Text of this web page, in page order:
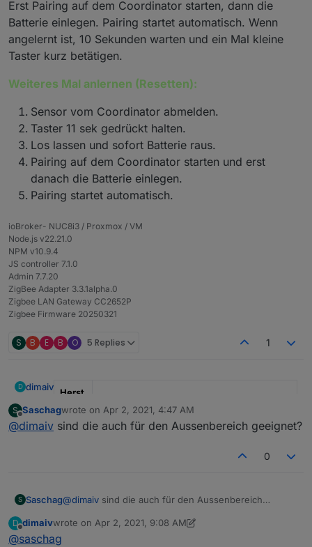
Erst Pairing auf dem Coordinator starten, dann die
Batterie einlegen. Pairing startet automatisch. Wenn
angelernt ist, 10 Sekunden warten und ein Mal kleine
Taster kurz betätigen.
Weiteres Mal anlernen (Resetten):
Sensor vom Coordinator abmelden.
Taster 11 sek gedrückt halten.
Los lassen und sofort Batterie raus.
Pairing auf dem Coordinator starten und erst
danach die Batterie einlegen.
Pairing startet automatisch.
ioBroker- NUC8i3 / Proxmox / VM
Node.js v22.21.0
NPM v10.9.4
JS controller 7.1.0
Admin 7.7.20
ZigBee Adapter 3.3.1alpha.0
Zigbee LAN Gateway CC2652P
Zigbee Firmware 20250321
S B E B O 5 Replies 1
D dimaiv
Herst
eller
"Ich"
Mode
"Modkam"
*Prei
s pro
Stück
Chat Nachricht oder Telegramm:
S
Offline
Saschagwrote on Apr 2, 2021, 4:47 AM
last edited by
@dimaiv sind die auch für den Aussenbereich geeignet?
0
S Saschag@dimaiv sind die auch für den Aussenbereich
D
Offline
dimaivwrote on Apr 2, 2021, 9:08 AM
last edited by dimaiv May 19, 2023, 11:38 AM
@saschag